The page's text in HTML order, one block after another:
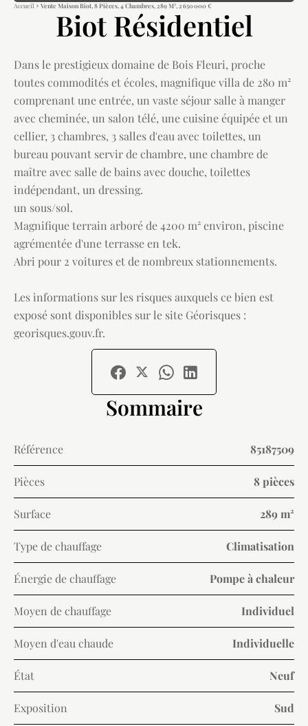
Accueil Vente Maison Biot, 8 Pièces, 4 Chambres, 289 M², 2 650 000 €
Biot Résidentiel
Dans le prestigieux domaine de Bois Fleuri, proche
toutes commodités et écoles, magnifique villa de 280 m²
comprenant une entrée, un vaste séjour salle à manger
avec cheminée, un salon télé, une cuisine équipée et un
cellier, 3 chambres, 3 salles d'eau avec toilettes, un
bureau pouvant servir de chambre, une chambre de
maître avec salle de bains avec douche, toilettes
indépendant, un dressing.
un sous/sol.
Magnifique terrain arboré de 4200 m² environ, piscine
agrémentée d'une terrasse en tek.
Abri pour 2 voitures et de nombreux stationnements.
Les informations sur les risques auxquels ce bien est
exposé sont disponibles sur le site Géorisques :
georisques.gouv.fr.
Sommaire
Référence 85187509
Pièces 8 pièces
Surface 289 m²
Type de chauffage Climatisation
Énergie de chauffage Pompe à chaleur
Moyen de chauffage Individuel
Moyen d'eau chaude Individuelle
État Neuf
Exposition Sud